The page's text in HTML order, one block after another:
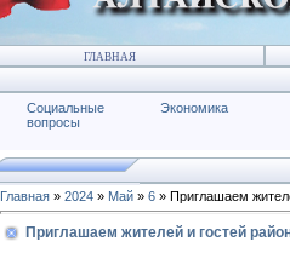
ГЛАВНАЯ
Социальные
вопросы
Экономика
Главная » 2024 » Май » 6 » Приглашаем
Приглашаем жителей и гостей